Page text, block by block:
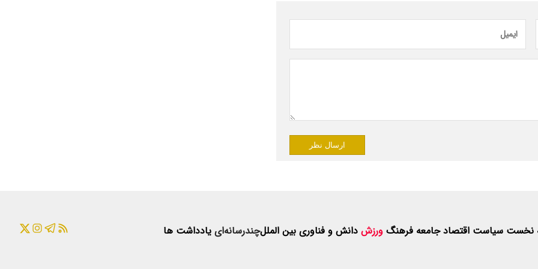
ارسال نظر
نخست سیاست اقتصادجامعه فرهنگ ورزش دانش و فناوری بین المللچندرسانه‌ای یادداشت ها